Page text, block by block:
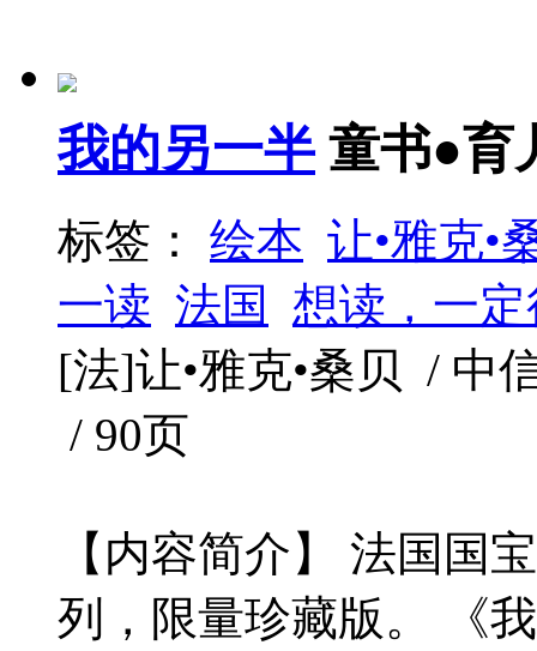
我的另一半 童书●育
标签： 绘本 让•雅克•
一读 法国
想读，一
[法]让•雅克•桑贝 / 中
/ 90页
【内容简介】 法国国
列，限量珍藏版。 《